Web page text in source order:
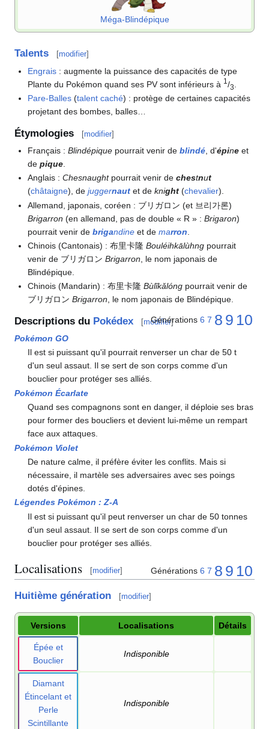
Méga-Blindépique
Talents [modifier]
Engrais : augmente la puissance des capacités de type
Plante du Pokémon quand ses PV sont inférieurs à 1 /3
Pare-Balles (talent caché) : protège de certaines capacités
projetant des bombes, balles…
Étymologies [modifier]
Français :Blindépique pourrait venir deblindé , d'épine et
depique
Anglais :Chesnaughtpourrait venir dechestnut
(châtaigne), dejuggernaut et deknight (chevalier).
Allemand, japonais, coréen : ブリガロン (et 브리가론)
Brigarron (en allemand, pas de double « R » :Brigaron)
pourrait venir debrigandine et demarron
Chinois (Cantonais) : 布里卡隆Bouléihkālùhng pourrait
venir de ブリガロンBrigarron , le nom japonais de
Blindépique.
Chinois (Mandarin) : 布里卡隆Bùlǐkǎlóng pourrait venir de
ブリガロンBrigarron, le nom japonais de Blindépique.
Descriptions du Pokédex [modifier]
Générations 6 7 8 9 10
Pokémon GO
Il est si puissant qu'il pourrait renverser un char de 50 t
d'un seul assaut. Il se sert de son corps comme d'un
bouclier pour protéger ses alliés.
Pokémon Écarlate
Quand ses compagnons sont en danger, il déploie ses bras
pour former des boucliers et devient lui-même un rempart
face aux attaques.
Pokémon Violet
De nature calme, il préfère éviter les conflits. Mais si
nécessaire, il martèle ses adversaires avec ses poings
dotés d'épines.
Légendes Pokémon :Z-A
Il est si puissant qu'il peut renverser un char de 50 tonnes
d'un seul assaut. Il se sert de son corps comme d'un
bouclier pour protéger ses alliés.
Localisations [modifier] Générations 6 7 8 9 10
Huitième génération [modifier]
Versions Localisations Détails
Épée et
Bouclier
Indisponible
Diamant
Étincelant et
Perle
Scintillante
Indisponible